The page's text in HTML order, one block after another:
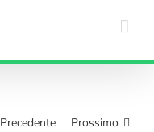
Precedente Prossimo